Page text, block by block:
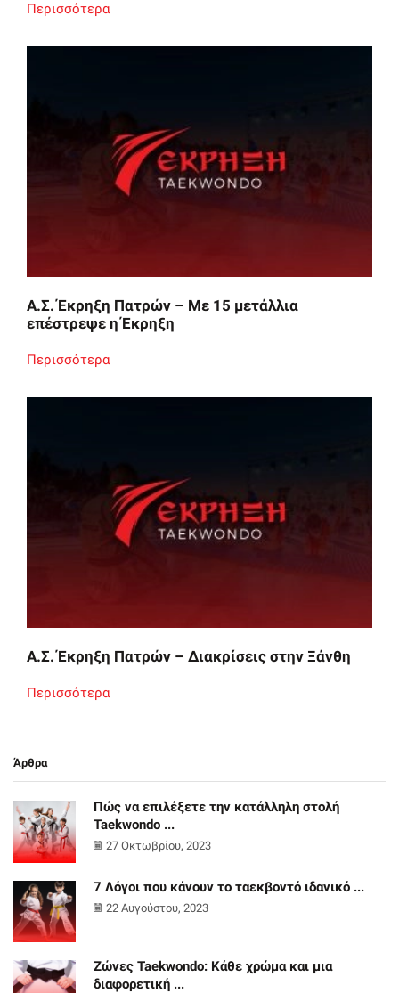
Περισσότερα
Α.Σ. Έκρηξη Πατρών – Με 15 μετάλλια
επέστρεψε η Έκρηξη
Περισσότερα
Α.Σ. Έκρηξη Πατρών – Διακρίσεις στην Ξάνθη
Περισσότερα
Άρθρα
Πώς να επιλέξετε την κατάλληλη στολή
Taekwondo ...
27 Οκτωβρίου, 2023
7 Λόγοι που κάνουν το ταεκβοντό ιδανικό ...
22 Αυγούστου, 2023
Ζώνες Taekwondo: Κάθε χρώμα και μια
διαφορετική ...